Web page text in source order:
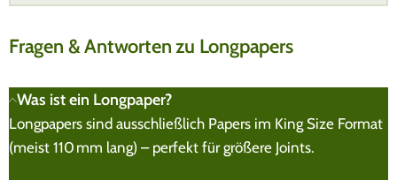
Fragen & Antworten zu Longpapers
Was ist ein Longpaper?
Longpapers sind ausschließlich Papers im King Size Format
(meist 110 mm lang) – perfekt für größere Joints.